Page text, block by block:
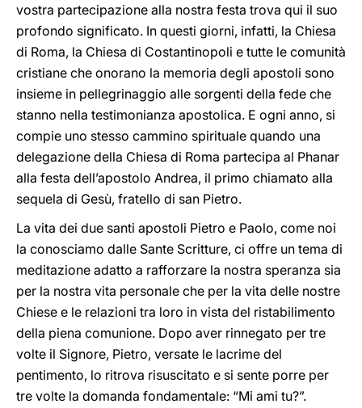
vostra partecipazione alla nostra festa trova qui il suo
profondo significato. In questi giorni, infatti, la Chiesa
di Roma, la Chiesa di Costantinopoli e tutte le comunità
cristiane che onorano la memoria degli apostoli sono
insieme in pellegrinaggio alle sorgenti della fede che
stanno nella testimonianza apostolica. E ogni anno, si
compie uno stesso cammino spirituale quando una
delegazione della Chiesa di Roma partecipa al Phanar
alla festa dell’apostolo Andrea, il primo chiamato alla
sequela di Gesù, fratello di san Pietro.
La vita dei due santi apostoli Pietro e Paolo, come noi
la conosciamo dalle Sante Scritture, ci offre un tema di
meditazione adatto a rafforzare la nostra speranza sia
per la nostra vita personale che per la vita delle nostre
Chiese e le relazioni tra loro in vista del ristabilimento
della piena comunione. Dopo aver rinnegato per tre
volte il Signore, Pietro, versate le lacrime del
pentimento, lo ritrova risuscitato e si sente porre per
tre volte la domanda fondamentale: “Mi ami tu?”.